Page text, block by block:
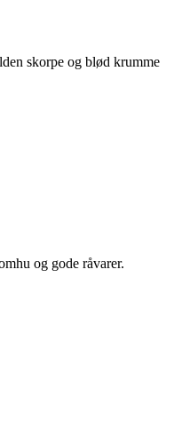
skorpe og blød krumme
og gode råvarer.